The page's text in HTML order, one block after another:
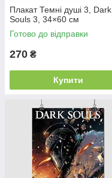
Плакат Темні душі 3, Dark
Souls 3, 34×60 см
Готово до відправки
270 ₴
Купити